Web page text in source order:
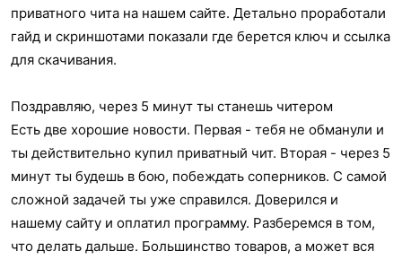
приватного чита на нашем сайте. Детально проработали
гайд и скриншотами показали где берется ключ и ссылка
для скачивания.
Поздравляю, через 5 минут ты станешь читером
Есть две хорошие новости. Первая - тебя не обманули и
ты действительно купил приватный чит. Вторая - через 5
минут ты будешь в бою, побеждать соперников. С самой
сложной задачей ты уже справился. Доверился и
нашему сайту и оплатил программу. Разберемся в том,
что делать дальше. Большинство товаров, а может вся